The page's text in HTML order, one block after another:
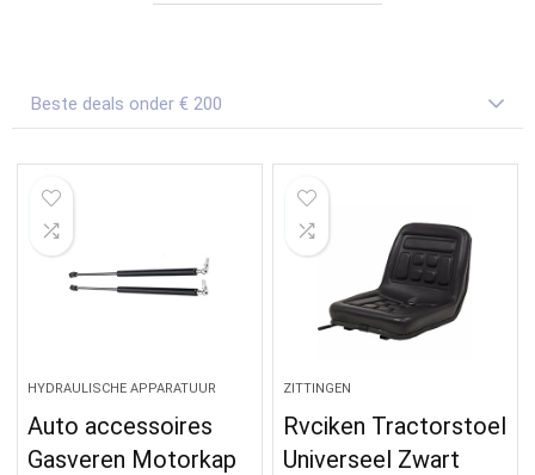
Beste deals onder € 200
HYDRAULISCHE APPARATUUR
Auto accessoires
Gasveren Motorkap
ZITTINGEN
Rvciken Tractorstoel
Universeel Zwart